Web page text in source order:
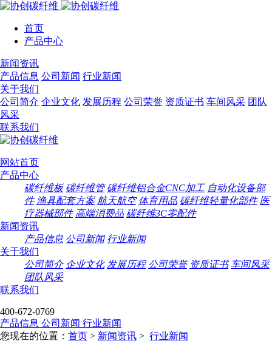
首页
产品中心
碳纤维板
碳纤维管
碳纤维铝合金CNC加工
自动化设备部件
航天航空
体育用品
碳纤维轻量化部件
医疗器械部件
高端消费品
碳纤维3C零配件
新闻资讯
产品信息 公司新闻 行业新闻
关于我们
公司简介 企业文化 发展历程 公司荣誉 资质证书 车间风采 团队
风采
联系我们
网站首页
产品中心
碳纤维板 碳纤维管 碳纤维铝合金CNC加工 自动化设备部
件 渔具配套方案 航天航空 体育用品 碳纤维轻量化部件 医
疗器械部件 高端消费品 碳纤维3C零配件
新闻资讯
产品信息 公司新闻 行业新闻
关于我们
公司简介 企业文化 发展历程 公司荣誉 资质证书 车间风采
团队风采
联系我们
400-672-0769
产品信息 公司新闻 行业新闻
您现在的位置： 首页 > 新闻资讯 > 行业新闻